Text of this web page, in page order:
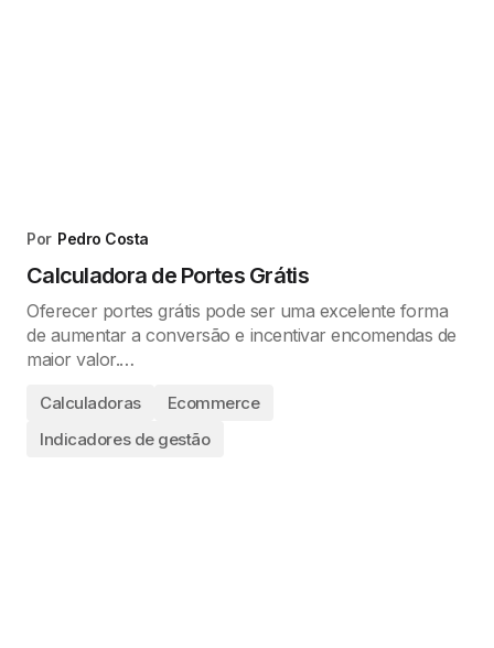
Por Pedro Costa
Calculadora de Portes Grátis
Oferecer portes grátis pode ser uma excelente forma
de aumentar a conversão e incentivar encomendas de
maior valor.…
Calculadoras
Ecommerce
Indicadores de gestão